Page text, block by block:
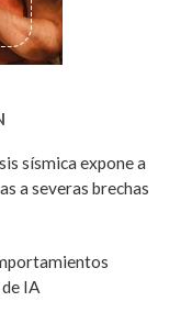
sísmica expone a
a severas brechas
IA